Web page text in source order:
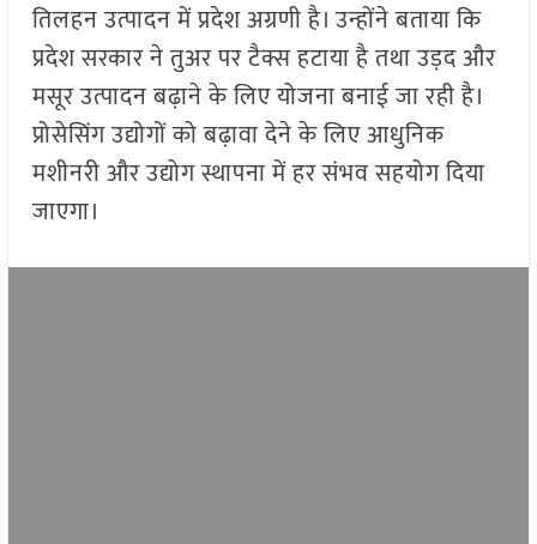
तिलहन उत्पादन में प्रदेश अग्रणी है। उन्होंने बताया कि
प्रदेश सरकार ने तुअर पर टैक्स हटाया है तथा उड़द और
मसूर उत्पादन बढ़ाने के लिए योजना बनाई जा रही है।
प्रोसेसिंग उद्योगों को बढ़ावा देने के लिए आधुनिक
मशीनरी और उद्योग स्थापना में हर संभव सहयोग दिया
जाएगा।